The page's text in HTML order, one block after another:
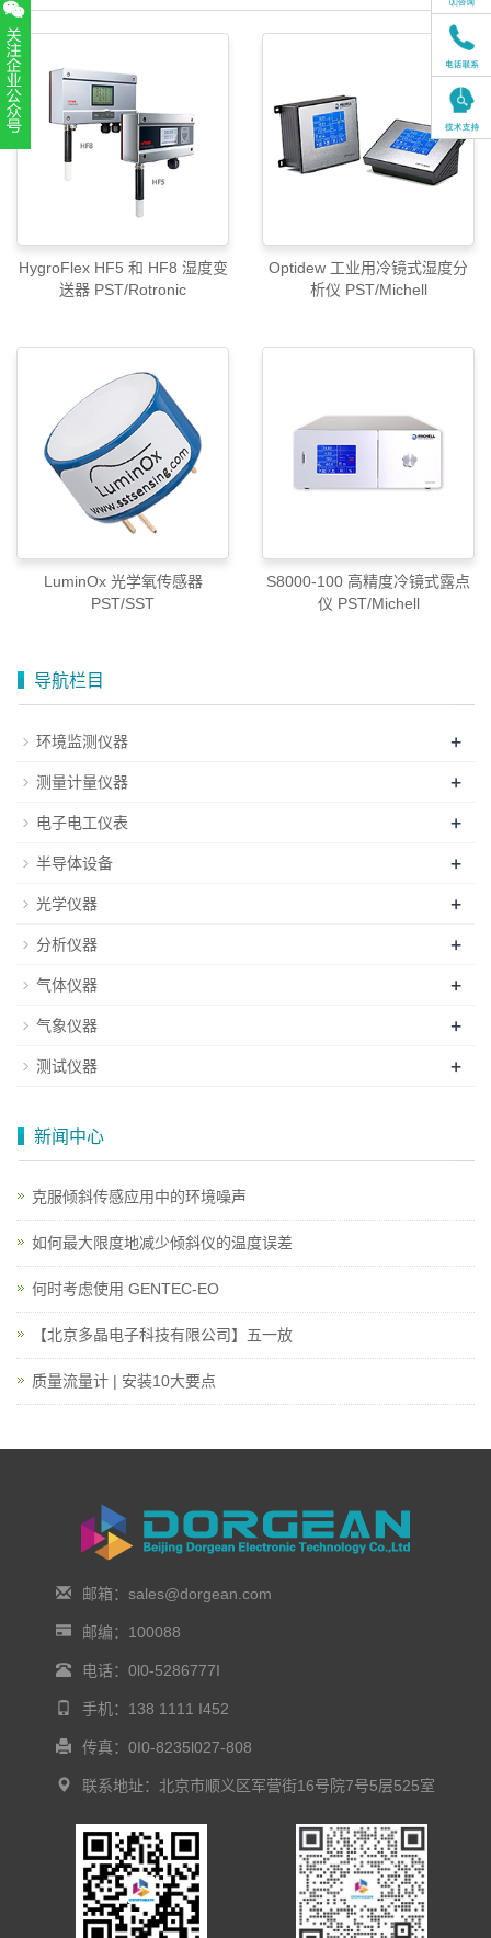
HygroFlex HF5 和 HF8 湿度变
送器 PST/Rotronic
Optidew 工业用冷镜式湿度分
析仪 PST/Michell
LuminOx 光学氧传感器
PST/SST
S8000-100 高精度冷镜式露点
仪 PST/Michell
导航栏目
环境监测仪器 +
测量计量仪器 +
电子电工仪表 +
半导体设备 +
光学仪器 +
分析仪器 +
气体仪器 +
气象仪器 +
测试仪器 +
新闻中心
克服倾斜传感应用中的环境噪声
如何最大限度地减少倾斜仪的温度误差
何时考虑使用 GENTEC-EO
【北京多晶电子科技有限公司】五一放
质量流量计 | 安装10大要点
邮箱：sales@dorgean.com
邮编：100088
电话：0l0-5286777I
手机：138 1111 I452
传真：0I0-8235l027-808
联系地址：北京市顺义区军营街16号院7号5层525室
扫一扫，关注官方账号